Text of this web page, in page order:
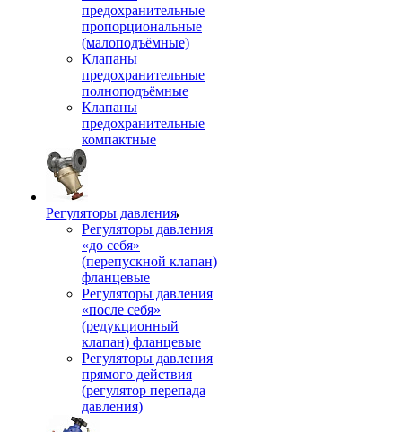
предохранительные
пропорциональные
(малоподъёмные)
Клапаны
предохранительные
полноподъёмные
Клапаны
предохранительные
компактные
Регуляторы давления
Регуляторы давления
«до себя»
(перепускной клапан)
фланцевые
Регуляторы давления
«после себя»
(редукционный
клапан) фланцевые
Регуляторы давления
прямого действия
(регулятор перепада
давления)